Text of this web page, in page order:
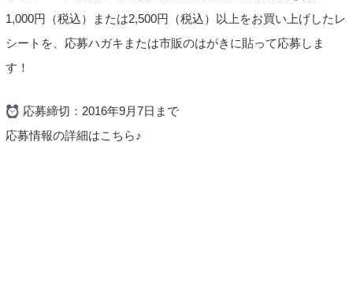
1,000円（税込）または2,500円（税込）以上をお買い上げしたレ
シートを、応募ハガキまたは市販のはがきに貼って応募しま
す！
応募締切：2016年9月7日まで
応募情報の詳細はこちら♪